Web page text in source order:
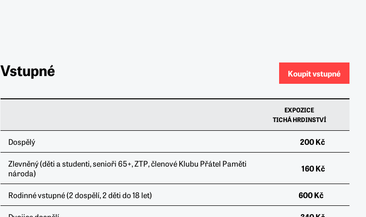
Vstupné Koupit vstupné
EXPOZICE
TICHÁ HRDINSTVÍ
Dospělý 200 Kč
Zlevněný (děti a studenti, senioři 65+, ZTP, členové Klubu Přátel Paměti
národa)
160 Kč
Rodinné vstupné (2 dospělí, 2 děti do 18 let) 600 Kč